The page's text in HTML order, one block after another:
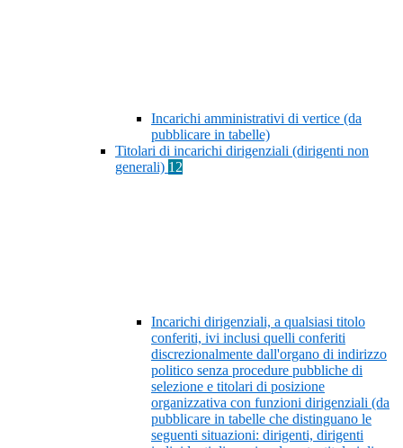
Incarichi amministrativi di vertice (da
pubblicare in tabelle)
Titolari di incarichi dirigenziali (dirigenti non
generali) 12
Incarichi dirigenziali, a qualsiasi titolo
conferiti, ivi inclusi quelli conferiti
discrezionalmente dall'organo di indirizzo
politico senza procedure pubbliche di
selezione e titolari di posizione
organizzativa con funzioni dirigenziali (da
pubblicare in tabelle che distinguano le
seguenti situazioni: dirigenti, dirigenti